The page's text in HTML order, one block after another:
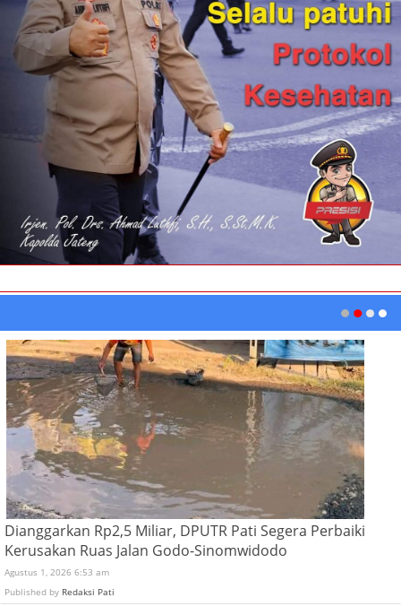
Dianggarkan Rp2,5 Miliar, DPUTR Pati Segera Perbaiki
Kerusakan Ruas Jalan Godo-Sinomwidodo
Agustus 1, 2026 6:53 am
Published by Redaksi Pati